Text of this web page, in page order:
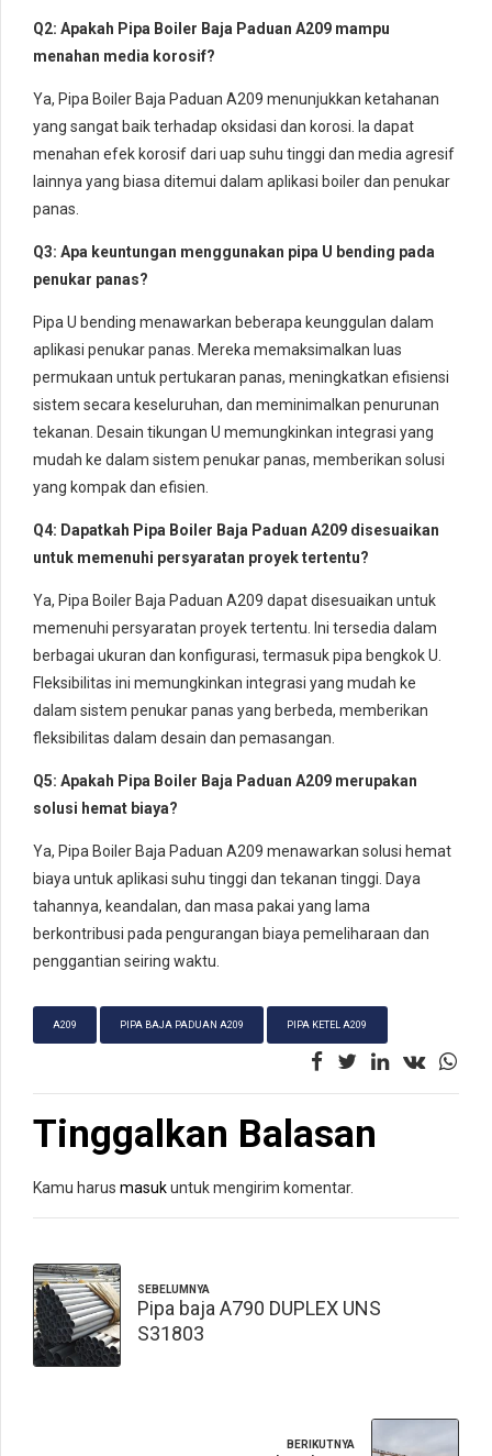
Q2: Apakah Pipa Boiler Baja Paduan A209 mampu
menahan media korosif?
Ya, Pipa Boiler Baja Paduan A209 menunjukkan ketahanan
yang sangat baik terhadap oksidasi dan korosi. Ia dapat
menahan efek korosif dari uap suhu tinggi dan media agresif
lainnya yang biasa ditemui dalam aplikasi boiler dan penukar
panas.
Q3: Apa keuntungan menggunakan pipa U bending pada
penukar panas?
Pipa U bending menawarkan beberapa keunggulan dalam
aplikasi penukar panas. Mereka memaksimalkan luas
permukaan untuk pertukaran panas, meningkatkan efisiensi
sistem secara keseluruhan, dan meminimalkan penurunan
tekanan. Desain tikungan U memungkinkan integrasi yang
mudah ke dalam sistem penukar panas, memberikan solusi
yang kompak dan efisien.
Q4: Dapatkah Pipa Boiler Baja Paduan A209 disesuaikan
untuk memenuhi persyaratan proyek tertentu?
Ya, Pipa Boiler Baja Paduan A209 dapat disesuaikan untuk
memenuhi persyaratan proyek tertentu. Ini tersedia dalam
berbagai ukuran dan konfigurasi, termasuk pipa bengkok U.
Fleksibilitas ini memungkinkan integrasi yang mudah ke
dalam sistem penukar panas yang berbeda, memberikan
fleksibilitas dalam desain dan pemasangan.
Q5: Apakah Pipa Boiler Baja Paduan A209 merupakan
solusi hemat biaya?
Ya, Pipa Boiler Baja Paduan A209 menawarkan solusi hemat
biaya untuk aplikasi suhu tinggi dan tekanan tinggi. Daya
tahannya, keandalan, dan masa pakai yang lama
berkontribusi pada pengurangan biaya pemeliharaan dan
penggantian seiring waktu.
A209 PIPA BAJA PADUAN A209 PIPA KETEL A209
Tinggalkan Balasan
Kamu harus masukuntuk mengirim komentar.
SEBELUMNYA
Pipa baja A790 DUPLEX UNS
S31803
BERIKUTNYA